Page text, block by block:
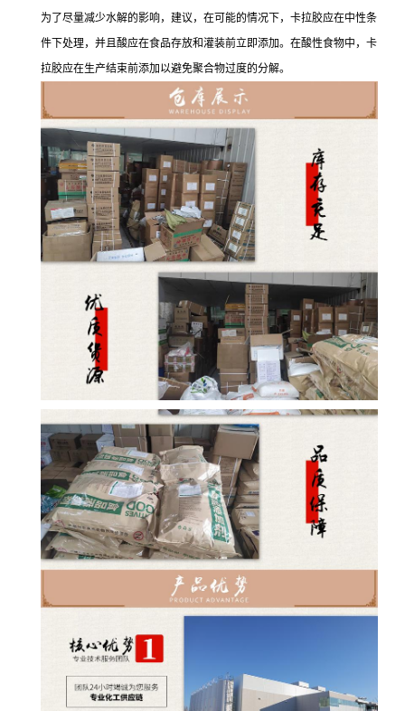
为了尽量减少水解的影响，建议，在可能的情况下，卡拉胶应在中性条
件下处理，并且酸应在食品存放和灌装前立即添加。在酸性食物中，卡
拉胶应在生产结束前添加以避免聚合物过度的分解。